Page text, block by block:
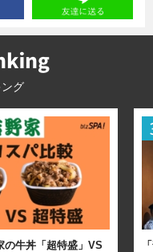
グ
の牛丼「超特盛」VS